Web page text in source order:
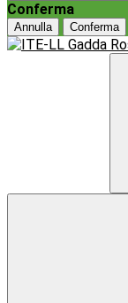
Conferma
Annulla Conferma